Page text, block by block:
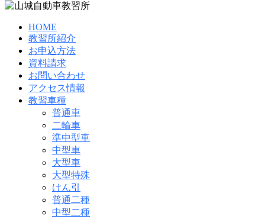
HOME
教習所紹介
お申込方法
資料請求
お問い合わせ
アクセス情報
教習車種
普通車
二輪車
準中型車
中型車
大型車
大型特殊
けん引
普通二種
中型二種